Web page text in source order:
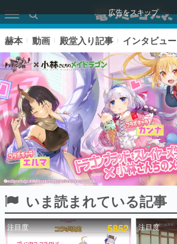
広告をスキップ
ピックアップ
電ファミのいま読まれている記事ランキング
赫本 動画 殿堂入り記事 インタビュー
いま読まれている記事
注目度 5852 注目度